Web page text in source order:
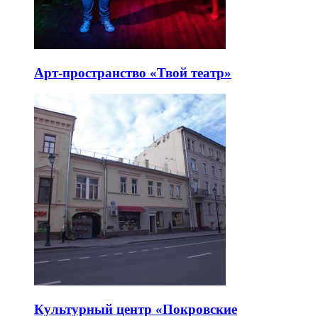
Арт-пространство «Твой театр»
Культурный центр «Покровские